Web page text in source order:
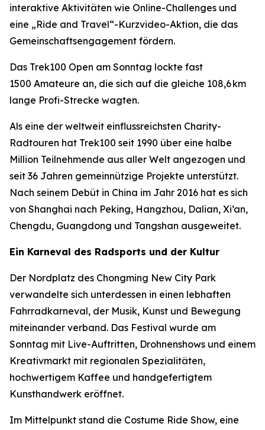
interaktive Aktivitäten wie Online-Challenges und
eine „Ride and Travel“-Kurzvideo-Aktion, die das
Gemeinschaftsengagement fördern.
Das Trek100 Open am Sonntag lockte fast
1500 Amateure an, die sich auf die gleiche 108,6 km
lange Profi-Strecke wagten.
Als eine der weltweit einflussreichsten Charity-
Radtouren hat Trek100 seit 1990 über eine halbe
Million Teilnehmende aus aller Welt angezogen und
seit 36 Jahren gemeinnützige Projekte unterstützt.
Nach seinem Debüt in China im Jahr 2016 hat es sich
von Shanghai nach Peking, Hangzhou, Dalian, Xi’an,
Chengdu, Guangdong und Tangshan ausgeweitet.
Ein Karneval des Radsports und der Kultur
Der Nordplatz des Chongming New City Park
verwandelte sich unterdessen in einen lebhaften
Fahrradkarneval, der Musik, Kunst und Bewegung
miteinander verband. Das Festival wurde am
Sonntag mit Live-Auftritten, Drohnenshows und einem
Kreativmarkt mit regionalen Spezialitäten,
hochwertigem Kaffee und handgefertigtem
Kunsthandwerk eröffnet.
Im Mittelpunkt stand die Costume Ride Show, eine